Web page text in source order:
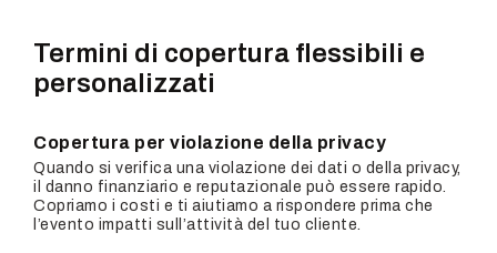
Termini di copertura flessibili e
personalizzati
Copertura per violazione della privacy
Quando si verifica una violazione dei dati o della privacy,
il danno finanziario e reputazionale può essere rapido.
Copriamo i costi e ti aiutiamo a rispondere prima che
l’evento impatti sull’attività del tuo cliente.